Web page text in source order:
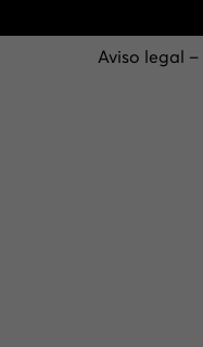
Aviso legal –